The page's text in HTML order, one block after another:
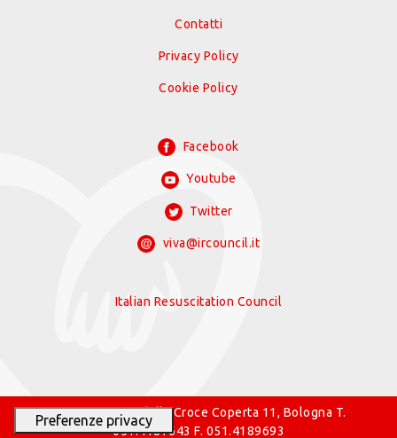
Contatti
Privacy Policy
Cookie Policy
Facebook
Youtube
Twitter
viva@ircouncil.it
Italian Resuscitation Council
© 2026 IRC Via della Croce Coperta 11, Bologna T.
051.4187643 F. 051.4189693